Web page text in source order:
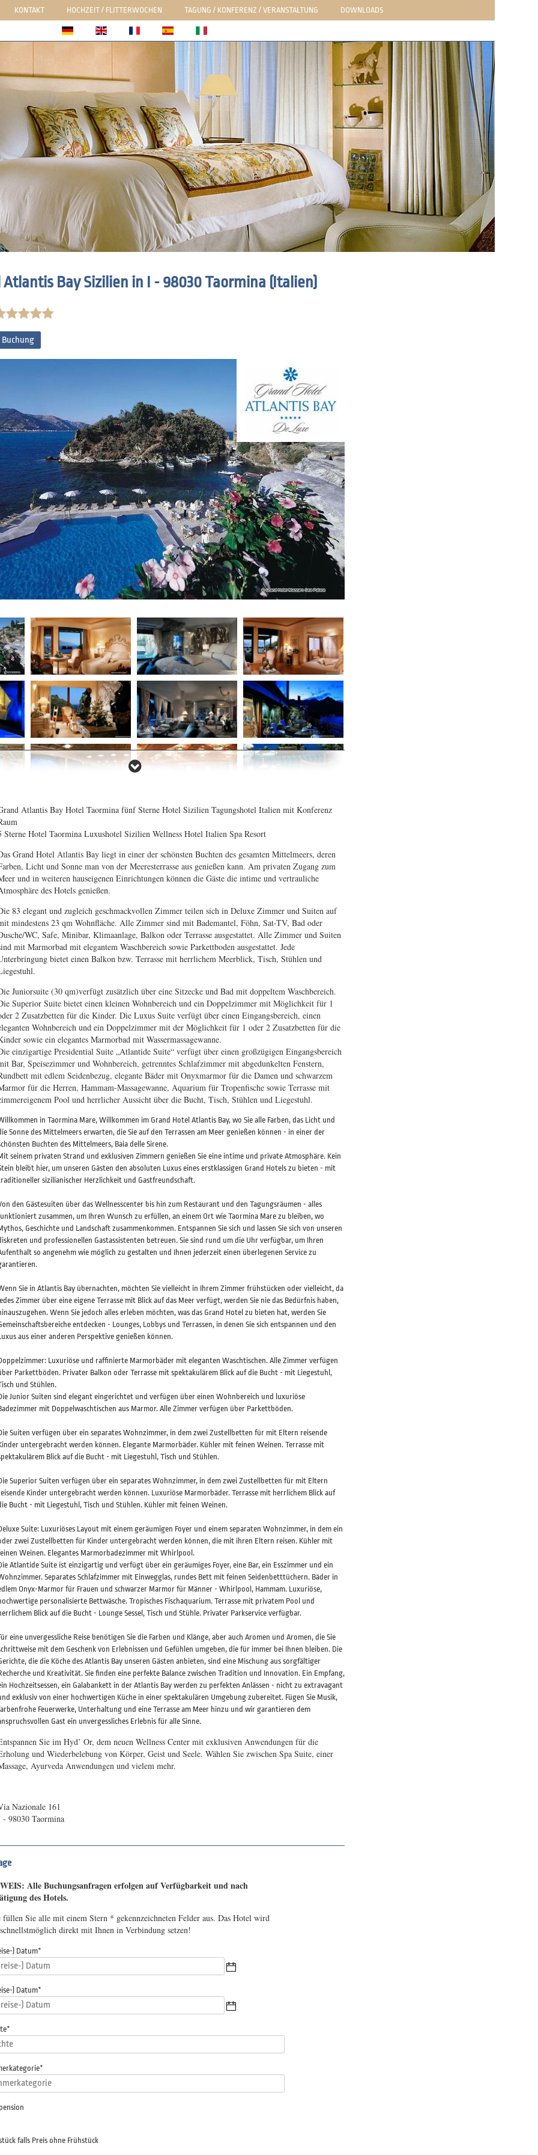
KONTAKT HOCHZEIT / FLITTERWOCHEN TAGUNG / KONFERENZ / VERANSTALTUNG DOWNLOADS
Atlantis Bay Sizilien in I - 98030 Taormina (Italien)
Buchung
Atlantis Bay Hotel Taormina fünf Sterne Hotel Sizilien Tagungshotel Italien mit Konferenz
Sterne Hotel Taormina Luxushotel Sizilien Wellness Hotel Italien Spa Resort
Grand Hotel Atlantis Bay liegt in einer der schönsten Buchten des gesamten Mittelmeers, deren
Licht und Sonne man von der Meeresterrasse aus genießen kann. Am privaten Zugang zum
und in weiteren hauseigenen Einrichtungen können die Gäste die intime und vertrauliche
des Hotels genießen.
83 elegant und zugleich geschmackvollen Zimmer teilen sich in Deluxe Zimmer und Suiten auf
mindestens 23 qm Wohnfläche. Alle Zimmer sind mit Bademantel, Föhn, Sat-TV, Bad oder
WC, Safe, Minibar, Klimaanlage, Balkon oder Terrasse ausgestattet. Alle Zimmer und Suiten
mit Marmorbad mit elegantem Waschbereich sowie Parkettboden ausgestattet. Jede
bietet einen Balkon bzw. Terrasse mit herrlichem Meerblick, Tisch, Stühlen und
Juniorsuite (30 qm)verfügt zusätzlich über eine Sitzecke und Bad mit doppeltem Waschbereich.
Superior Suite bietet einen kleinen Wohnbereich und ein Doppelzimmer mit Möglichkeit für 1
2 Zusatzbetten für die Kinder. Die Luxus Suite verfügt über einen Eingangsbereich, einen
Wohnbereich und ein Doppelzimmer mit der Möglichkeit für 1 oder 2 Zusatzbetten für die
sowie ein elegantes Marmorbad mit Wassermassagewanne.
einzigartige Presidential Suite „Atlantide Suite“ verfügt über einen großzügigen Eingangsbereich
Bar, Speisezimmer und Wohnbereich, getrenntes Schlafzimmer mit abgedunkelten Fenstern,
mit edlem Seidenbezug, elegante Bäder mit Onyxmarmor für die Damen und schwarzem
für die Herren, Hammam-Massagewanne, Aquarium für Tropenfische sowie Terrasse mit
Pool und herrlicher Aussicht über die Bucht, Tisch, Stühlen und Liegestuhl.
in Taormina Mare, Willkommen im Grand Hotel Atlantis Bay, wo Sie alle Farben, das Licht und
Sonne des Mittelmeers erwarten, die Sie auf den Terrassen am Meer genießen können - in einer der
Buchten des Mittelmeers, Baia delle Sirene.
seinem privaten Strand und exklusiven Zimmern genießen Sie eine intime und private Atmosphäre. Kein
bleibt hier, um unseren Gästen den absoluten Luxus eines erstklassigen Grand Hotels zu bieten - mit
sizilianischer Herzlichkeit und Gastfreundschaft.
den Gästesuiten über das Wellnesscenter bis hin zum Restaurant und den Tagungsräumen - alles
zusammen, um Ihren Wunsch zu erfüllen, an einem Ort wie Taormina Mare zu bleiben, wo
Geschichte und Landschaft zusammenkommen. Entspannen Sie sich und lassen Sie sich von unseren
und professionellen Gastassistenten betreuen. Sie sind rund um die Uhr verfügbar, um Ihren
so angenehm wie möglich zu gestalten und Ihnen jederzeit einen überlegenen Service zu
Sie in Atlantis Bay übernachten, möchten Sie vielleicht in Ihrem Zimmer frühstücken oder vielleicht, da
Zimmer über eine eigene Terrasse mit Blick auf das Meer verfügt, werden Sie nie das Bedürfnis haben,
Wenn Sie jedoch alles erleben möchten, was das Grand Hotel zu bieten hat, werden Sie
entdecken - Lounges, Lobbys und Terrassen, in denen Sie sich entspannen und den
aus einer anderen Perspektive genießen können.
Luxuriöse und raffinierte Marmorbäder mit eleganten Waschtischen. Alle Zimmer verfügen
Parkettböden. Privater Balkon oder Terrasse mit spektakulärem Blick auf die Bucht - mit Liegestuhl,
und Stühlen.
Junior Suiten sind elegant eingerichtet und verfügen über einen Wohnbereich und luxuriöse
mit Doppelwaschtischen aus Marmor. Alle Zimmer verfügen über Parkettböden.
Suiten verfügen über ein separates Wohnzimmer, in dem zwei Zustellbetten für mit Eltern reisende
untergebracht werden können. Elegante Marmorbäder. Kühler mit feinen Weinen. Terrasse mit
Blick auf die Bucht - mit Liegestuhl, Tisch und Stühlen.
Superior Suiten verfügen über ein separates Wohnzimmer, in dem zwei Zustellbetten für mit Eltern
Kinder untergebracht werden können. Luxuriöse Marmorbäder. Terrasse mit herrlichem Blick auf
Bucht - mit Liegestuhl, Tisch und Stühlen. Kühler mit feinen Weinen.
Suite: Luxuriöses Layout mit einem geräumigen Foyer und einem separaten Wohnzimmer, in dem ein
zwei Zustellbetten für Kinder untergebracht werden können, die mit ihren Eltern reisen. Kühler mit
Weinen. Elegantes Marmorbadezimmer mit Whirlpool.
Atlantide Suite ist einzigartig und verfügt über ein geräumiges Foyer, eine Bar, ein Esszimmer und ein
Separates Schlafzimmer mit Einwegglas, rundes Bett mit feinen Seidenbetttüchern. Bäder in
Onyx-Marmor für Frauen und schwarzer Marmor für Männer - Whirlpool, Hammam. Luxuriöse,
personalisierte Bettwäsche. Tropisches Fischaquarium. Terrasse mit privatem Pool und
Blick auf die Bucht - Lounge Sessel, Tisch und Stühle. Privater Parkservice verfügbar.
eine unvergessliche Reise benötigen Sie die Farben und Klänge, aber auch Aromen und Aromen, die Sie
mit dem Geschenk von Erlebnissen und Gefühlen umgeben, die für immer bei Ihnen bleiben. Die
die die Köche des Atlantis Bay unseren Gästen anbieten, sind eine Mischung aus sorgfältiger
und Kreativität. Sie finden eine perfekte Balance zwischen Tradition und Innovation. Ein Empfang,
Hochzeitsessen, ein Galabankett in der Atlantis Bay werden zu perfekten Anlässen - nicht zu extravagant
exklusiv von einer hochwertigen Küche in einer spektakulären Umgebung zubereitet. Fügen Sie Musik,
Feuerwerke, Unterhaltung und eine Terrasse am Meer hinzu und wir garantieren dem
Gast ein unvergessliches Erlebnis für alle Sinne.
Sie im Hyd’ Or, dem neuen Wellness Center mit exklusiven Anwendungen für die
und Wiederbelebung von Körper, Geist und Seele. Wählen Sie zwischen Spa Suite, einer
Ayurveda Anwendungen und vielem mehr.
Nazionale 161
- 98030 Taormina
Alle Buchungsanfragen erfolgen auf Verfügbarkeit und nach
des Hotels.
füllen Sie alle mit einem Stern * gekennzeichneten Felder aus. Das Hotel wird
direkt mit Ihnen in Verbindung setzen!
) Datum*
) Datum*
*
*
falls Preis ohne Frühstück